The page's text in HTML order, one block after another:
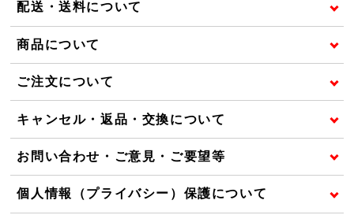
配送・送料について
商品について
ご注文について
キャンセル・返品・交換について
お問い合わせ・ご意見・ご要望等
個人情報（プライバシー）保護について